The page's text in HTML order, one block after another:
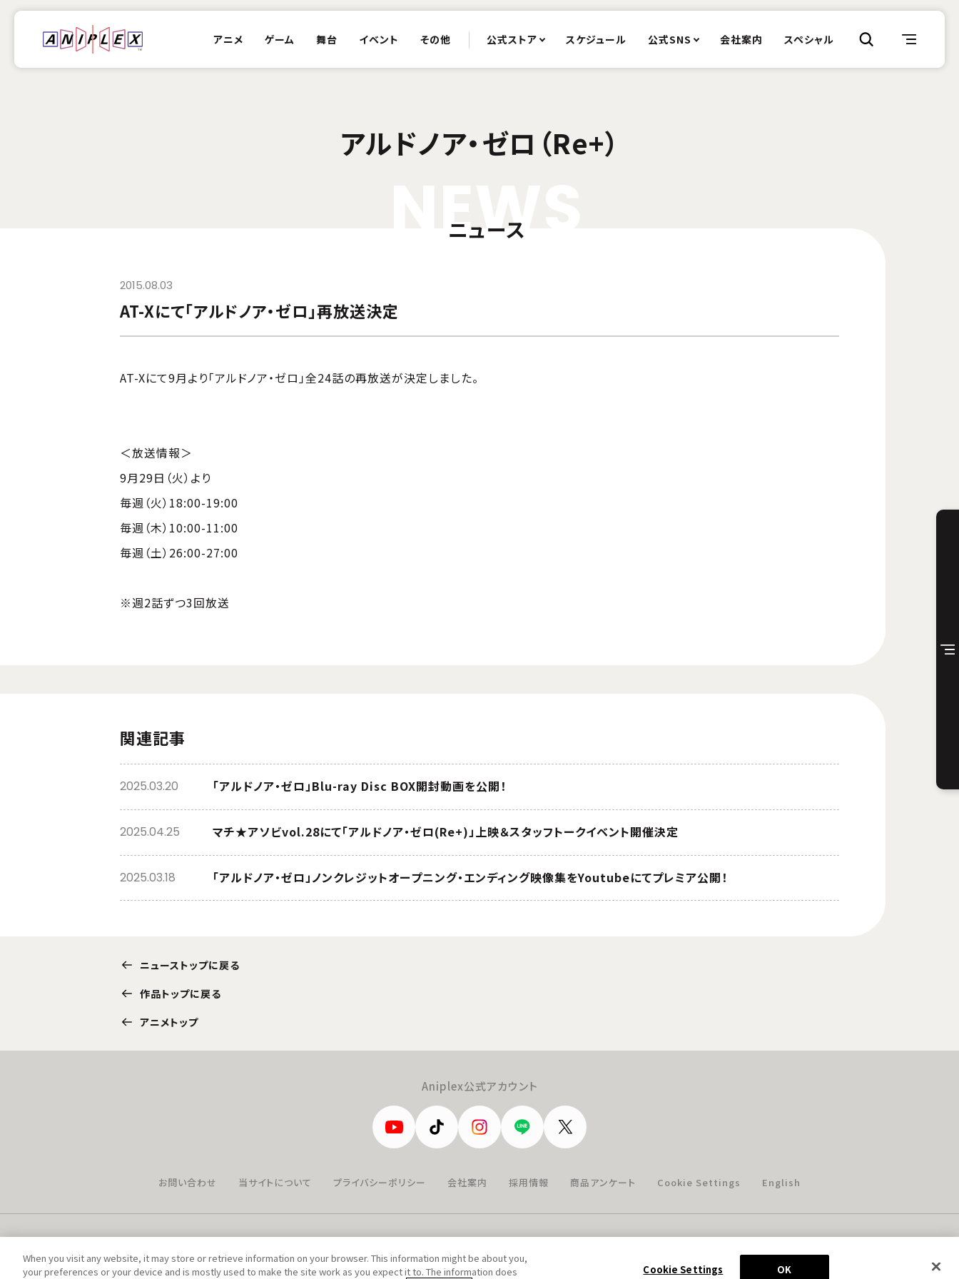
アニメ ゲーム 舞台 イベント その他 公式ストア スケジュール 公式SNS 会社案内 スペシャル
アルドノア・ゼロ（Re+）
EW
ニュース
2015.08.03
AT-Xにて「アルドノア・ゼロ」再放送決定
AT-Xにて9月より「アルドノア・ゼロ」全24話の再放送が決定しました。
＜放送情報＞
9月29日（火）より
毎週（火）18:00-19:00
毎週（木）10:00-11:00
毎週（土）26:00-27:00
※週2話ずつ3回放送
関連記事
「アルドノア・ゼロ」Blu-ray Disc BOX開封動画を公開！
2025.03.20
マチ★アソビvol.28にて「アルドノア・ゼロ(Re+)」上映＆スタッフトークイベント開催決定
2025.04.25
「アルドノア・ゼロ」ノンクレジットオープニング・エンディング映像集をYoutubeにてプレミア公開！
2025.03.18
ニューストップに戻る
作品トップに戻る
アニメトップ
Aniplex公式アカウント
お問い合わせ 当サイトについて プライバシーポリシー 会社案内 採用情報 商品アンケート Cookie Settings English
© Aniplex Inc. All rights reserved.
When you visit any website, it may store or retrieve information on your browser. This information might be about you,
your preferences or your device and is mostly used to make the site work as you expect it to. The information does
Cookie Settings OK